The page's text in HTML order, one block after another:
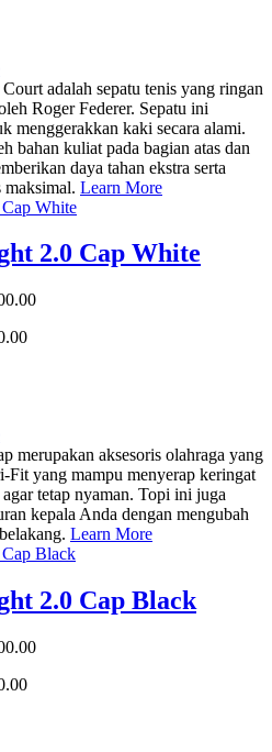
adalah sepatu tenis yang ringan
Roger Federer. Sepatu ini
menggerakkan kaki secara alami.
bahan kuliat pada bagian atas dan
daya tahan ekstra serta
Learn More
2.0 Cap White
merupakan aksesoris olahraga yang
Fit yang mampu menyerap keringat
tetap nyaman. Topi ini juga
kepala Anda dengan mengubah
Learn More
2.0 Cap Black